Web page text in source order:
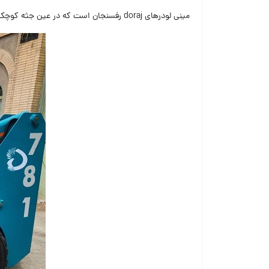
مینی لودرهای doraj رفسنجان است که در عین جثه کوچک بسیار پرکاربرد و پر قدرت است. در ادامه این مطلب از فروشگاه اطلاع وب یا